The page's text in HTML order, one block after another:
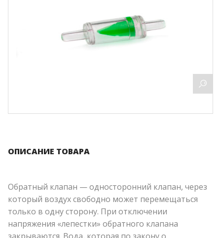
ОПИСАНИЕ ТОВАРА
Обратный клапан — односторонний клапан, через
который воздух свободно может перемещаться
только в одну сторону. При отключении
напряжения «лепестки» обратного клапана